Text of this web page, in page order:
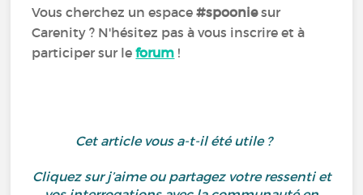
Vous cherchez un espace#spooniesur
Carenity ? N'hésitez pas à vous inscrire et à
participer sur leforum !
Cet article vous a-t-il été utile ?
Cliquez sur j’aime ou partagez votre ressenti et